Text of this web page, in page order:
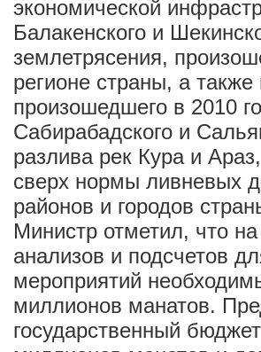
экономической
Балакенского и
землетрясения,
регионе страны, а
произошедшего в 2010
Сабирабадского и
разлива рек Кура и
сверх нормы ливневых
районов и городов
Министр отметил, что
анализов и подсчетов
мероприятий
миллионов манатов.
государственный